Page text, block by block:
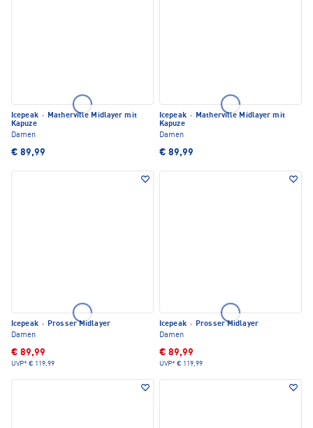
Icepeak · Matherville Midlayer mit
Kapuze
Damen
€ 89,99
Icepeak · Matherville Midlayer mit
Kapuze
Damen
€ 89,99
Icepeak · Prosser Midlayer
Damen
€ 89,99
UVP* € 119,99
Icepeak · Prosser Midlayer
Damen
€ 89,99
UVP* € 119,99